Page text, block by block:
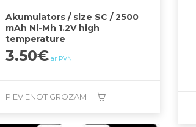
Akumulators / size SC / 2500
mAh Ni-Mh 1.2V high
temperature
3.50€ ar PVN
PIEVIENOT GROZAM